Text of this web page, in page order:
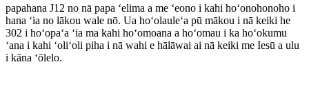
papahana J12 no nā papa ʻelima a me ʻeono i kahi hoʻonohonoho i
hana ʻia no lākou wale nō. Ua hoʻolauleʻa pū mākou i nā keiki he
302 i hoʻopaʻa ʻia ma kahi hoʻomoana a hoʻomau i ka hoʻokumu
ʻana i kahi ʻoliʻoli piha i nā wahi e hālāwai ai nā keiki me Iesū a ulu
i kāna ʻōlelo.